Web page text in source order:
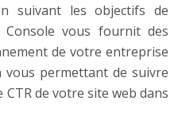
suivant les objectifs de
Console vous fournit des
de votre entreprise
vous permettant de suivre
CTR de votre site web dans